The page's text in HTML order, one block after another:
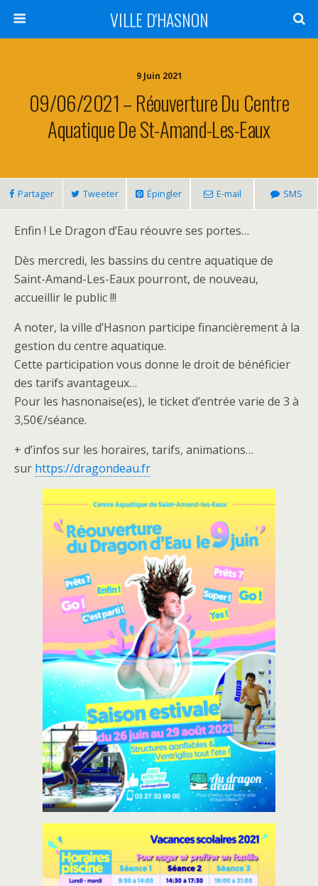
VILLE D'HASNON
9 Juin 2021
09/06/2021 – Réouverture Du Centre
Aquatique De St-Amand-Les-Eaux
Partager Tweeter Épingler E-mail SMS
Enfin ! Le Dragon d’Eau réouvre ses portes…
Dès mercredi, les bassins du centre aquatique de
Saint-Amand-Les-Eaux pourront, de nouveau,
accueillir le public !!!
A noter, la ville d’Hasnon participe financièrement à la
gestion du centre aquatique.
Cette participation vous donne le droit de bénéficier
des tarifs avantageux…
Pour les hasnonaise(es), le ticket d’entrée varie de 3 à
3,50€/séance.
+ d’infos sur les horaires, tarifs, animations…
sur https://dragondeau.fr